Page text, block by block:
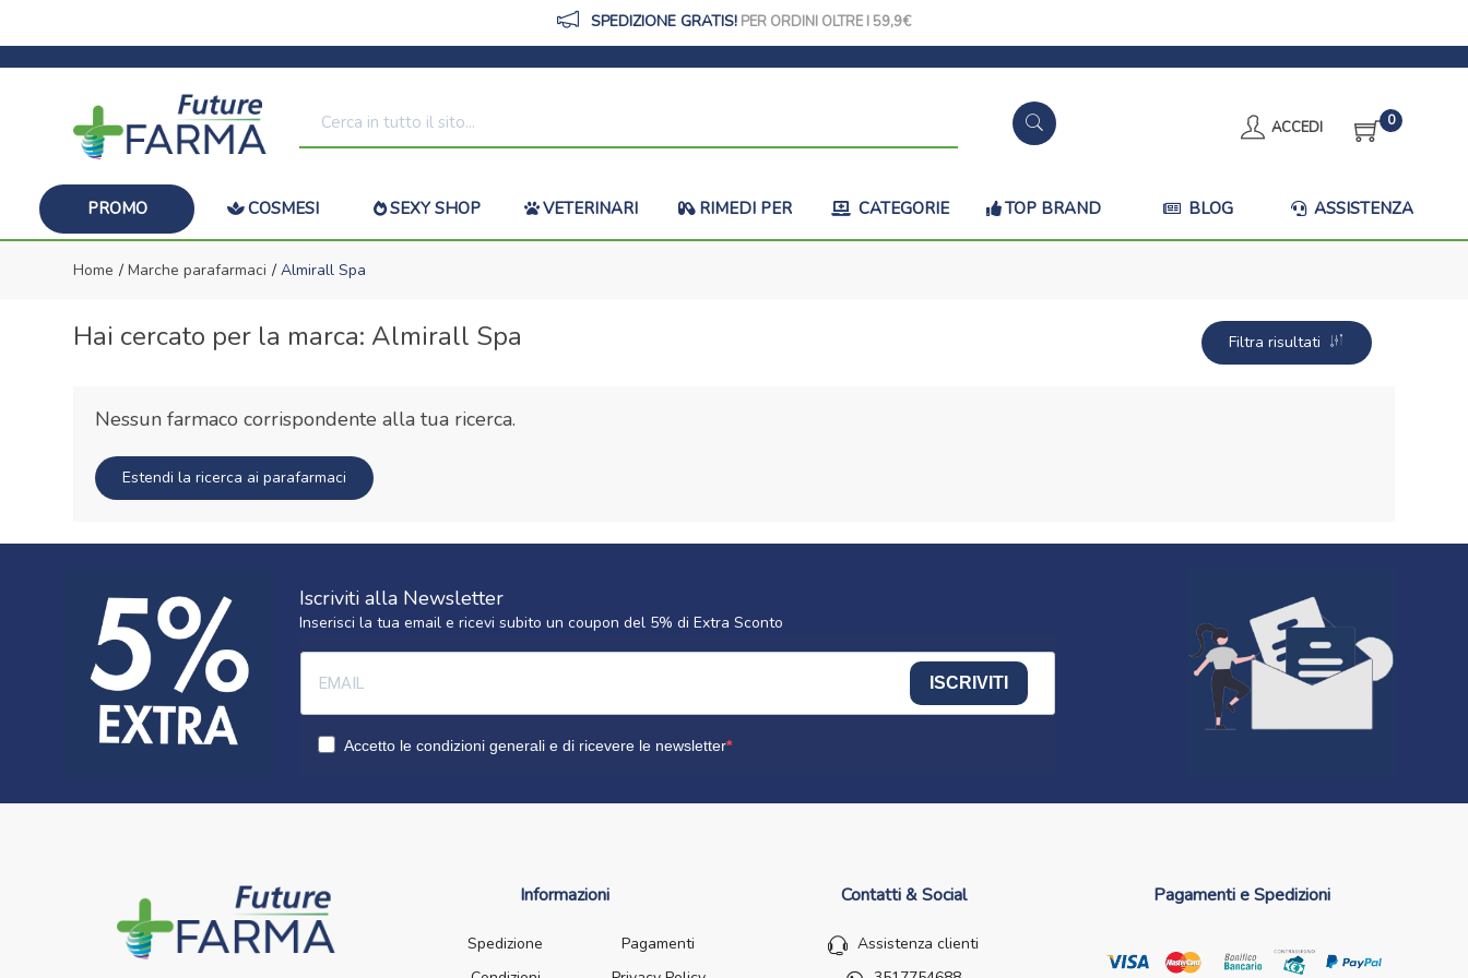
SPEDIZIONE GRATIS! PER ORDINI OLTRE I 59,9
ACCEDI 0
PROMO COSMESI SEXY SHOP VETERINARI RIMEDI PER CATEGORIE TOP BRAND BLOG ASSISTENZA
Home Marche parafarmaci Almirall Spa
Hai cercato per la marca: Almirall Spa Filtra risultati
Nessun farmaco corrispondente alla tua ricerca.
Estendi la ricerca ai parafarmaci
Iscriviti alla Newsletter
Inserisci la tua email e ricevi subito un coupon del 5% di Extra Sconto
ISCRIVITI
Accetto le condizioni generali e di ricevere le newsletter
Informazioni
Spedizione
Pagamenti
Contatti & Social
Assistenza clienti
Pagamenti e Spedizioni